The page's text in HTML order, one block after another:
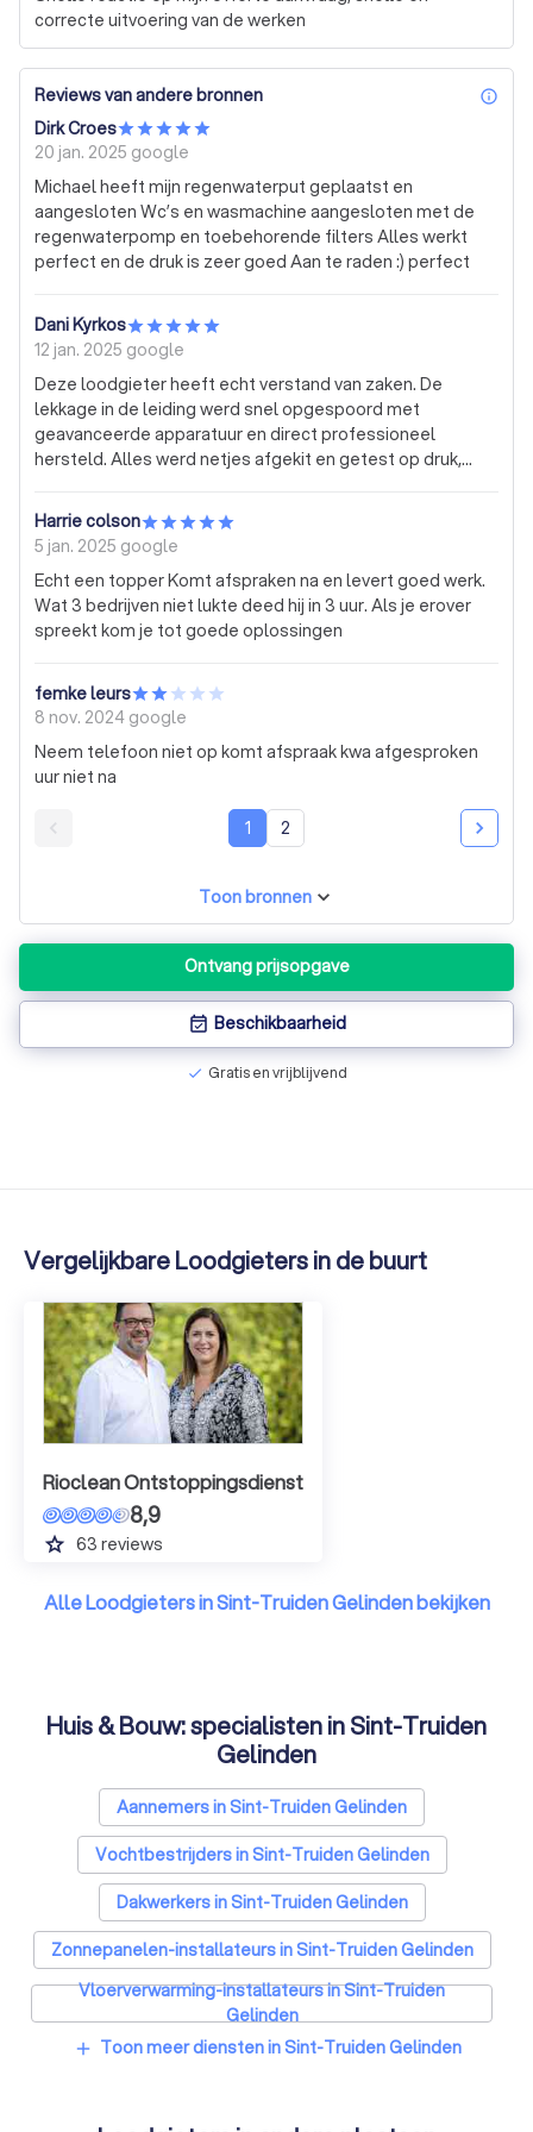
correcte uitvoering van de werken
Reviews van andere bronnen
Dirk Croes
20 jan. 2025 google
Michael heeft mijn regenwaterput geplaatst en
aangesloten Wc’s en wasmachine aangesloten met de
regenwaterpomp en toebehorende filters Alles werkt
perfect en de druk is zeer goed Aan te raden :) perfect
Dani Kyrkos
12 jan. 2025 google
Deze loodgieter heeft echt verstand van zaken. De
lekkage in de leiding werd snel opgespoord met
geavanceerde apparatuur en direct professioneel
hersteld. Alles werd netjes afgekit en getest op druk,
opgelost. De montage van de nieuwe kraan was perfect
waterpas en degelijk bevestigd. Kortom, een
betrouwbare vakman die werkt met kwaliteit en precisie.
Harrie colson
5 jan. 2025 google
Echt een topper Komt afspraken na en levert goed werk.
Wat 3 bedrijven niet lukte deed hij in 3 uur. Als je erover
spreekt kom je tot goede oplossingen
femke leurs
8 nov. 2024 google
Neem telefoon niet op komt afspraak kwa afgesproken
uur niet na
1 2
Toon bronnen
Ontvang prijsopgave
event_available Beschikbaarheid
check Gratis en vrijblijvend
Vergelijkbare Loodgieters in de buurt
Rioclean Ontstoppingsdienst
8,9
grade 63 reviews
Alle Loodgieters in Sint-Truiden Gelinden bekijken
Huis & Bouw: specialisten in Sint-Truiden
Gelinden
Aannemers in Sint-Truiden Gelinden
Vochtbestrijders in Sint-Truiden Gelinden
Dakwerkers in Sint-Truiden Gelinden
Zonnepanelen-installateurs in Sint-Truiden Gelinden
Vloerverwarming-installateurs in Sint-Truiden
Gelinden
Airco installateurs in Sint-Truiden Gelinden
add Toon meer diensten in Sint-Truiden Gelinden